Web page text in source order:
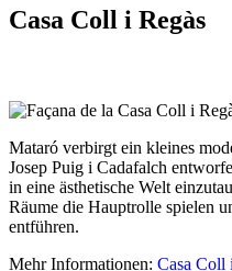
Casa Coll i Regàs
Mataró verbirgt ein kleines
Josep Puig i Cadafalch
in eine ästhetische Welt
Räume die Hauptrolle spielen
entführen.
Mehr Informationen: Casa Coll